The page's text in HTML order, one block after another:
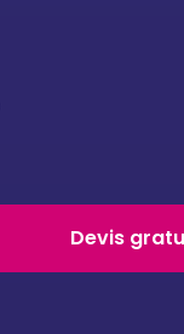
Devis